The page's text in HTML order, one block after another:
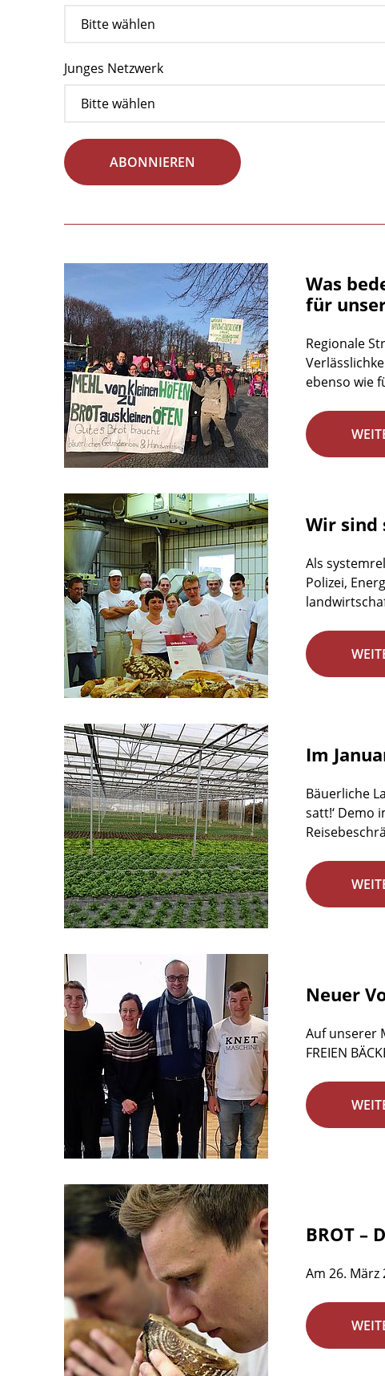
Junges Netzwerk
ABONNIEREN
Was
für
Regionale
ebenso wie
Wir sind
Als
Polizei,
Im
Bäuerliche
satt!‘ Demo
Neuer
Auf unserer
FREIEN
BROT –
Am 26.